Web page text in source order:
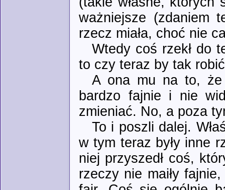
ważniejsze (zdaniem
rzecz miała, choć nie
Wtedy coś rzekł do
to czy teraz by tak
A ona mu na to, że
bardzo fajnie i nie
zmieniać. No, a poza
To i poszli dalej.
w tym teraz były inne
niej przyszedł coś,
rzeczy nie maiły